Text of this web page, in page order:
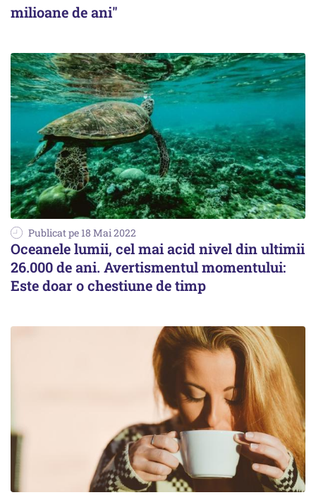
milioane de ani"
Publicat pe 18 Mai 2022
Oceanele lumii, cel mai acid nivel din ultimii
26.000 de ani. Avertismentul momentului:
Este doar o chestiune de timp